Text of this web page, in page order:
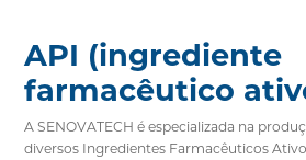
API (ingrediente
farmacêutico
A SENOVATECH é especializada na
diversos Ingredientes Farmacêuticos